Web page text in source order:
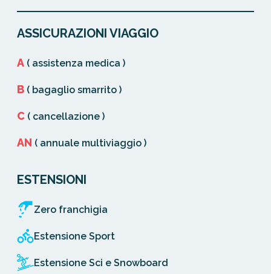
ASSICURAZIONI VIAGGIO
A ( assistenza medica )
B ( bagaglio smarrito )
C ( cancellazione )
AN ( annuale multiviaggio )
ESTENSIONI
Zero franchigia
Estensione Sport
Estensione Sci e Snowboard